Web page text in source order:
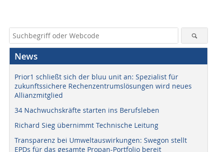
News
Prior1 schließt sich der bluu unit an: Spezialist für
zukunftssichere Rechenzentrumslösungen wird neues
Allianzmitglied
34 Nachwuchskräfte starten ins Berufsleben
Richard Sieg übernimmt Technische Leitung
Transparenz bei Umweltauswirkungen: Swegon stellt
EPDs für das gesamte Propan-Portfolio bereit